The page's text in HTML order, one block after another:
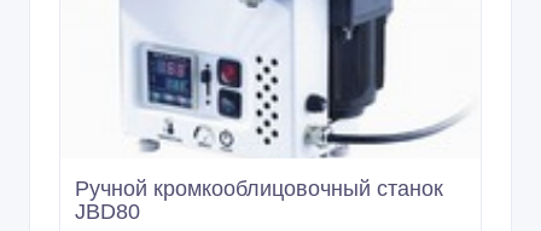
Ручной кромкооблицовочный станок
JBD80